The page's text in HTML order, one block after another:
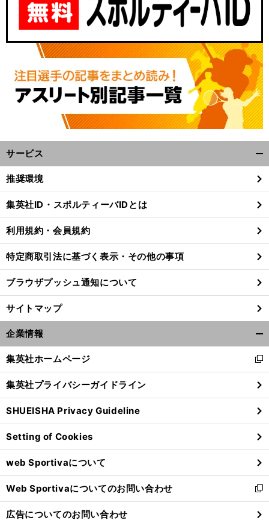
】 ・ クラブマン試乗レポート
へ
サービス
閉
る
推奨環境
集英社ID・スポルティーバIDとは
利用規約・会員規約
特定商取引法に基づく表示・その他の事項
ブラウザプッシュ通知について
サイトマップ
企業情報
閉
る
集英社ホームページ
新
し
い
ウ
ィ
ン
ド
ウ
で
開
く
集英社プライバシーガイドライン
SHUEISHA Privacy Guideline
Setting of Cookies
web Sportivaについて
Web Sportivaについてのお問い合わせ
新
し
い
広告についてのお問い合わせ